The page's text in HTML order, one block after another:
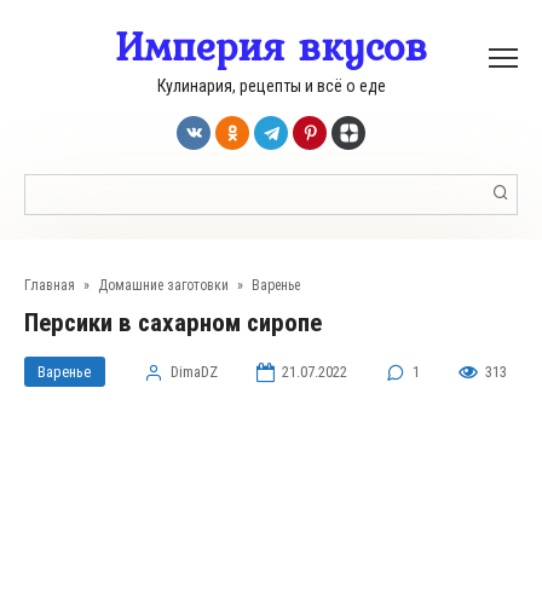
Империя вкусов
Кулинария, рецепты и всё о еде
Главная » Домашние заготовки » Варенье
Персики в сахарном сиропе
Варенье DimaDZ 21.07.2022 1 313